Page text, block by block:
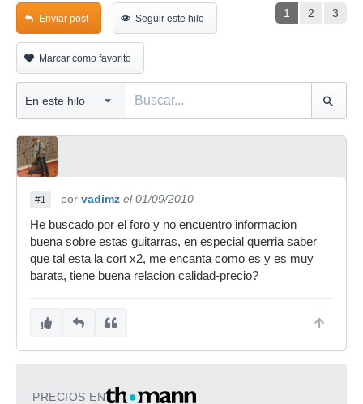
1 2 3
Enviar post Seguir este hilo
Marcar como favorito
#1 por vadimz el 01/09/2010
He buscado por el foro y no encuentro informacion
buena sobre estas guitarras, en especial querria saber
que tal esta la cort x2, me encanta como es y es muy
barata, tiene buena relacion calidad-precio?
PRECIOS EN